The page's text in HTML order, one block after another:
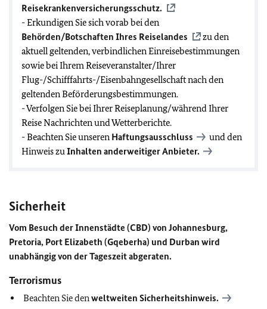
Reisekrankenversicherungsschutz.
- Erkundigen Sie sich vorab bei den
Behörden/Botschaften Ihres Reiselandes
zu den
aktuell geltenden, verbindlichen Einreisebestimmungen
sowie bei Ihrem Reiseveranstalter/Ihrer
Flug-/Schifffahrts-/Eisenbahngesellschaft nach den
geltenden Beförderungsbestimmungen.
- Verfolgen Sie bei Ihrer Reiseplanung/während Ihrer
Reise Nachrichten und Wetterberichte.
- Beachten Sie unseren Haftungsausschluss
und den
Hinweis zuInhalten anderweitiger Anbieter.
Sicherheit
Vom Besuch der Innenstädte (CBD) von Johannesburg,
Pretoria, Port Elizabeth (Gqeberha) und Durban wird
unabhängig von der Tageszeit abgeraten.
Terrorismus
Beachten Sie denweltweiten Sicherheitshinweis.